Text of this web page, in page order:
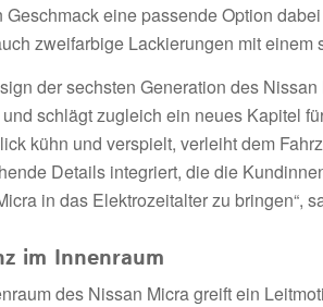
Geschmack eine passende Option
zweifarbige Lackierungen mit einem
der sechsten Generation des
schlägt zugleich ein neues Kapitel
kühn und verspielt, verleiht dem
Details integriert, die die
in das Elektrozeitalter zu bringen“,
im Innenraum
des Nissan Micra greift ein